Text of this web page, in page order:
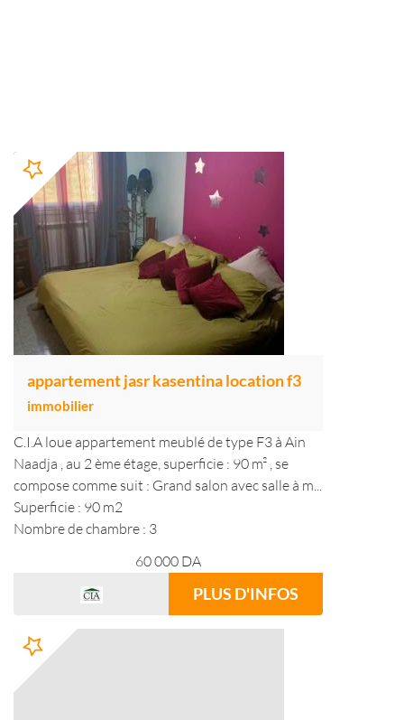
appartement jasr kasentina location f3
immobilier
C.I.A loue appartement meublé de type F3 à Ain
Naadja , au 2 ème étage, superficie : 90 m² , se
compose comme suit : Grand salon avec salle à m...
Superficie : 90 m2
Nombre de chambre : 3
60 000 DA
PLUS D'INFOS